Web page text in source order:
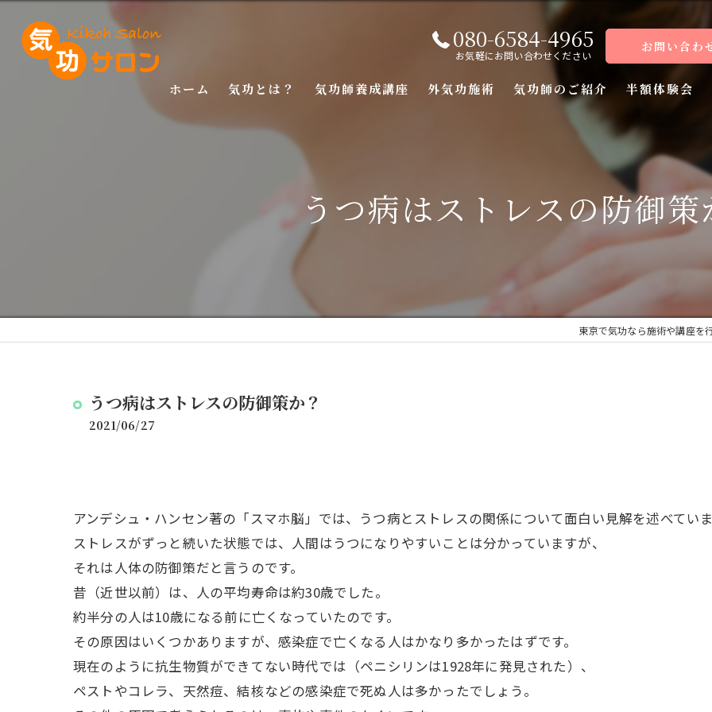
080-6584-4965
お気軽にお問い合わせください
お問い合わ
ホーム 気功とは？ 気功師養成講座
応用講座
外気功施術 気功師のご紹介 半額体験会
うつ病はストレスの防御策
東京で気功なら施術や講座を
うつ病はストレスの防御策か？
2021/06/27
アンデシュ・ハンセン著の「スマホ脳」では、うつ病とストレスの関係について面白い見解を述べてい
ストレスがずっと続いた状態では、人間はうつになりやすいことは分かっていますが、
それは人体の防御策だと言うのです。
昔（近世以前）は、人の平均寿命は約30歳でした。
約半分の人は10歳になる前に亡くなっていたのです。
その原因はいくつかありますが、感染症で亡くなる人はかなり多かったはずです。
現在のように抗生物質ができてない時代では（ペニシリンは1928年に発見された）、
ペストやコレラ、天然痘、結核などの感染症で死ぬ人は多かったでしょう。